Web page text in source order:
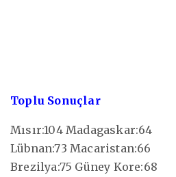
Toplu Sonuçlar
Mısır:104 Madagaskar:64
Lübnan:73 Macaristan:66
Brezilya:75 Güney Kore:68